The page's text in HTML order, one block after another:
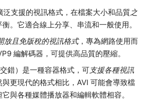
泛支援的視訊格式，在檔案大小和品質之
衡。它適合線上分享、串流和一般使用。
放且免版稅的視訊格式，專為網路使用而
編解碼器，可提供高品質的壓縮。
交錯）是一種容器格式，可支援各種視訊
與更現代的格式相比，AVI 可能會導致檔
與各​​種媒體播放器和編輯軟體相容。